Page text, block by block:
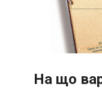
На що